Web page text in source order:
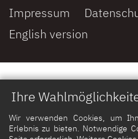
Ihre
Wir verwenden Cookies, um
Erlebnis zu bieten. Notwendige
Impressum
English version